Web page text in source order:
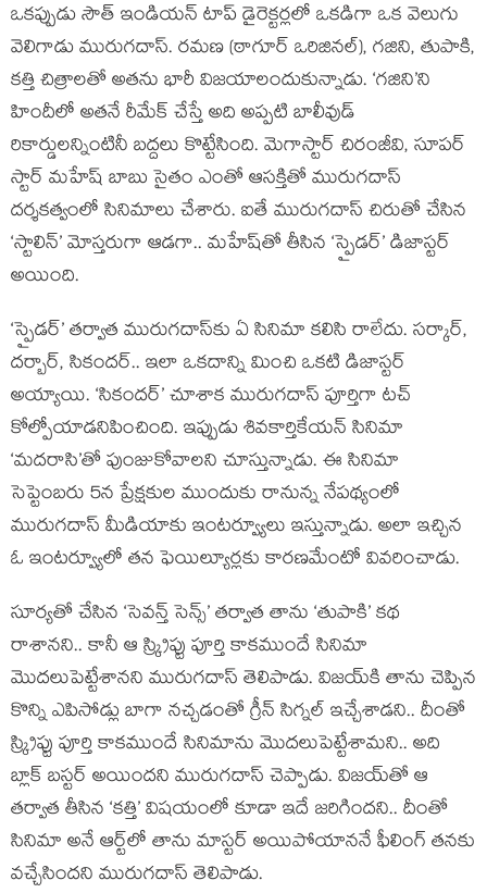
ఒకప్పుడు సౌత్ ఇండియన్ టాప్ డైరెక్టర్లలో ఒకడిగా ఒక వెలుగు
వెలిగాడు మురుగదాస్. రమణ (ఠాగూర్ ఒరిజినల్), గజిని, తుపాకి,
కత్తి చిత్రాలతో అతను భారీ విజయాలందుకున్నాడు. ‘గజిని’ని
హిందీలో అతనే రీమేక్ చేస్తే అది అప్పటి బాలీవుడ్
రికార్డులన్నింటినీ బద్దలు కొట్టేసింది. మెగాస్టార్ చిరంజీవి, సూపర్
స్టార్ మహేష్ బాబు సైతం ఎంతో ఆసక్తితో మురుగదాస్
దర్శకత్వంలో సినిమాలు చేశారు. ఐతే మురుగదాస్ చిరుతో చేసిన
‘స్టాలిన్’ మోస్తరుగా ఆడగా.. మహేష్‌తో తీసిన ‘స్పైడర్’ డిజాస్టర్
అయింది.
‘స్పైడర్’ తర్వాత మురుగదాస్‌కు ఏ సినిమా కలిసి రాలేదు. సర్కార్,
దర్బార్, సికందర్.. ఇలా ఒకదాన్ని మించి ఒకటి డిజాస్టర్
అయ్యాయి. ‘సికందర్’ చూశాక మురుగదాస్ పూర్తిగా టచ్
కోల్పోయాడనిపించింది. ఇప్పుడు శివకార్తికేయన్ సినిమా
‘మదరాసి’తో పుంజుకోవాలని చూస్తున్నాడు. ఈ సినిమా
సెప్టెంబరు 5న ప్రేక్షకుల ముందుకు రానున్న నేపథ్యంలో
మురుగదాస్ మీడియాకు ఇంటర్వ్యూలు ఇస్తున్నాడు. అలా ఇచ్చిన
ఓ ఇంటర్వ్యూలో తన ఫెయిల్యూర్లకు కారణమేంటో వివరించాడు.
సూర్యతో చేసిన ‘సెవన్త్ సెన్స్’ తర్వాత తాను ‘తుపాకి’ కథ
రాశానని.. కానీ ఆ స్క్రిప్టు పూర్తి కాకముందే సినిమా
మొదలుపెట్టేశానని మురుగదాస్ తెలిపాడు. విజయ్‌కి తాను చెప్పిన
కొన్ని ఎపిసోడ్లు బాగా నచ్చడంతో గ్రీన్ సిగ్నల్ ఇచ్చేశాడని.. దీంతో
స్క్రిప్టు పూర్తి కాకముందే సినిమాను మొదలుపెట్టేశామని.. అది
బ్లాక్ బస్టర్ అయిందని మురుగదాస్ చెప్పాడు. విజయ్‌తో ఆ
తర్వాత తీసిన ‘కత్తి’ విషయంలో కూడా ఇదే జరిగిందని.. దీంతో
సినిమా అనే ఆర్ట్‌లో తాను మాస్టర్ అయిపోయాననే ఫీలింగ్ తనకు
వచ్చేసిందని మురుగదాస్ తెలిపాడు.